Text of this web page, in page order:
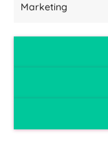
Marketing